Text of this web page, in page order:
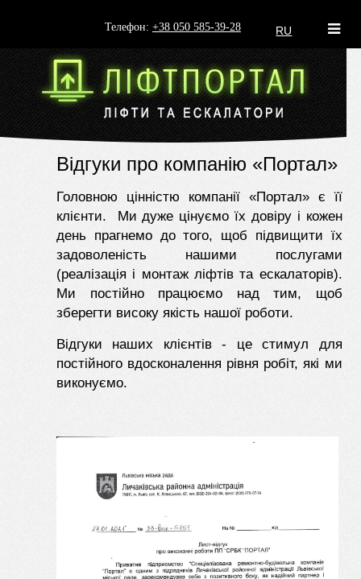
Телефон: +38 050 585-39-28 RU
Відгуки про компанію «Портал»
Головною цінністю компанії «Портал» є її
клієнти. Ми дуже цінуємо їх довіру і кожен
день прагнемо до того, щоб підвищити їх
задоволеність нашими послугами
(реалізація і монтаж ліфтів та ескалаторів).
Ми постійно працюємо над тим, щоб
зберегти високу якість нашої роботи.
Відгуки наших клієнтів - це стимул для
постійного вдосконалення рівня робіт, які ми
виконуємо.